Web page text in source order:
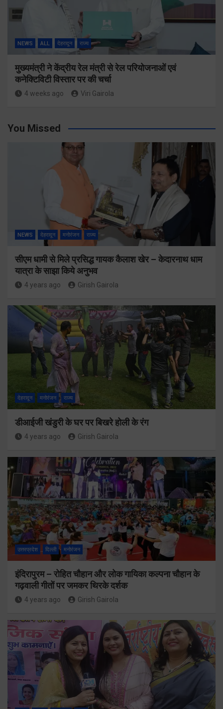
NEWS ALL देहरादून राज्य
मुख्यमंत्री ने केंद्रीय रेल मंत्री से रेल परियोजनाओं एवं
कनेक्टिविटी विस्तार पर की चर्चा
4 weeks ago Viri Gairola
You Missed
NEWS देहरादून मनोरंजन राज्य
सीएम धामी से मिले प्रसिद्ध गायक कैलाश खेर – केदारनाथ धाम
यात्रा के साझा किये अनुभव
4 years ago Girish Gairola
देहरादून मनोरंजन राज्य
डीआईजी खंडुरी के घर पर बिखरे होली के रंग
4 years ago Girish Gairola
उत्तरप्रदेश दिल्ली मनोरंजन
इंदिरापुरम – रोहित चौहान और लोक गायिका कल्पना चौहान के
गढ़वाली गीतों पर जमकर थिरके दर्शक
4 years ago Girish Gairola